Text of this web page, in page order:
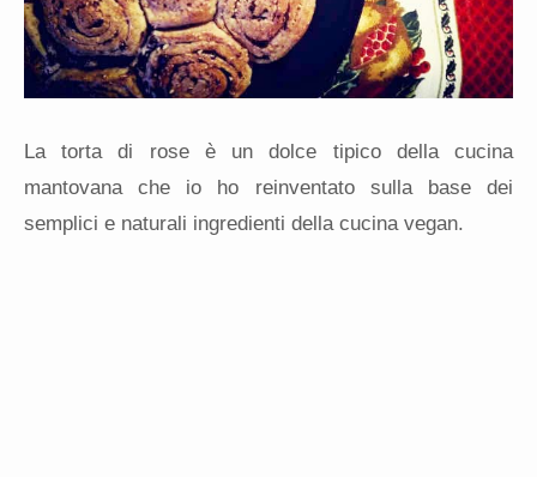
La torta di rose è un dolce tipico della cucina
mantovana che io ho reinventato sulla base dei
semplici e naturali ingredienti della cucina vegan.